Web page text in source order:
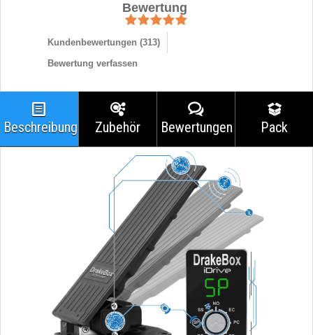
Bewertung
Kundenbewertungen (313)
Bewertung verfassen
Beschreibung Zubehör Bewertungen Pack